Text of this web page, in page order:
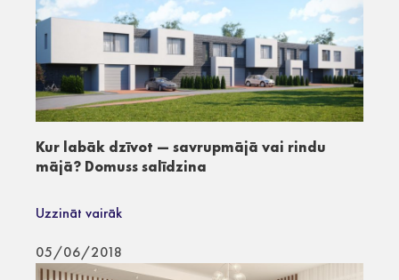
Kur labāk dzīvot — savrupmājā vai rindu
mājā? Domuss salīdzina
Uzzināt vairāk
05/06/2018